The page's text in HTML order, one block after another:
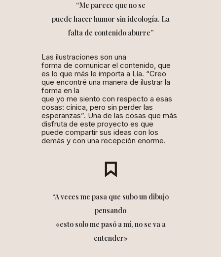
“Me parece que no se
puede hacer humor sin ideología. La
falta de contenido aburre”
Las ilustraciones son una
forma de comunicar el contenido, que
es lo que más le importa a Lía. “Creo
que encontré una manera de ilustrar la
forma en la
que yo me siento con respecto a esas
cosas: cínica, pero sin perder las
esperanzas”. Una de las cosas que más
disfruta de este proyecto es que
puede compartir sus ideas con los
demás y con una recepción enorme.
“A veces me pasa que subo un dibujo
pensando
«esto solo me pasó a mí, no se va a
entender»